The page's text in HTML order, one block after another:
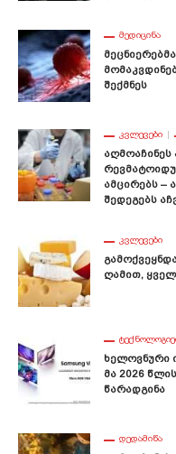
ᲛᲔᲓᲘᲪᲘᲜᲐ
Შექმნეს
ᲙᲕᲚᲔᲕᲔᲑᲘ
Ამცირებს –
Შედეგებს
ᲙᲕᲚᲔᲕᲔᲑᲘ
Ღამით,
Ხელოვნური
Მა 2026
Წარადგინა
ᲓᲔᲓᲐᲛᲘᲬᲐ